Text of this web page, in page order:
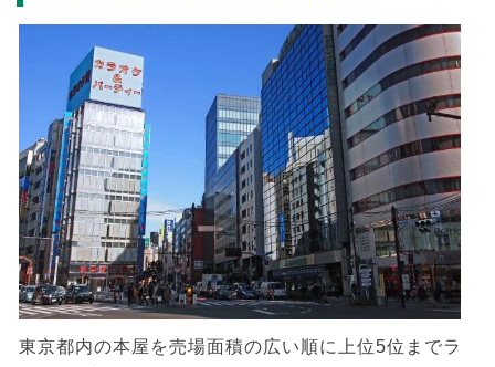
東京都内の本屋を売場面積の広い順に上位5位までラ